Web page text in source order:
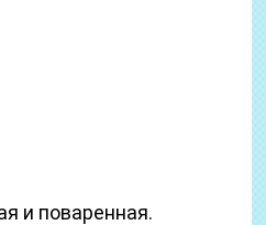
и поваренная.